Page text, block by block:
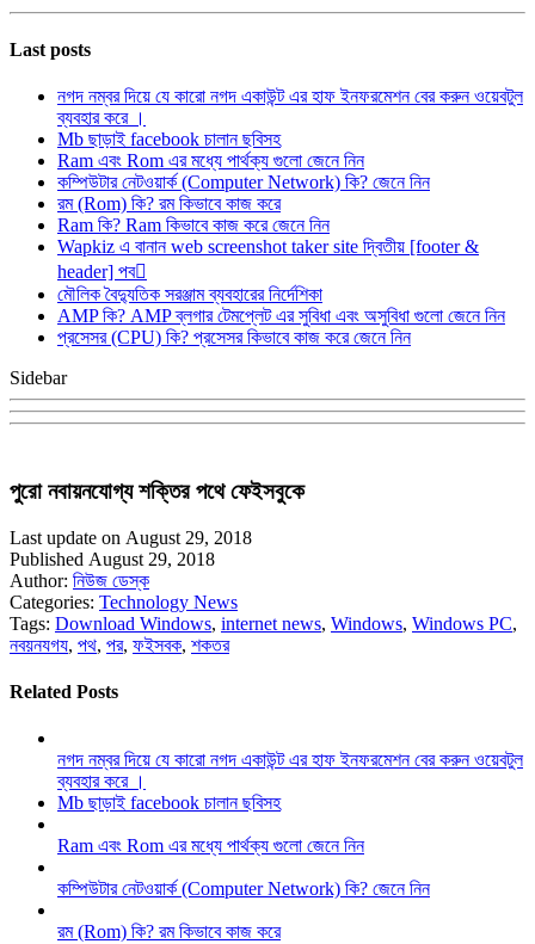
Last posts
নগদ নম্বর দিয়ে যে কারো নগদ একাউন্ট এর হাফ ইনফরমেশন বের করুন ওয়েবটুল
ব্যবহার করে ।
Mb ছাড়াই facebook চালান ছবিসহ
Ram এবং Rom এর মধ্যে পার্থক্য গুলো জেনে নিন
কম্পিউটার নেটওয়ার্ক (Computer Network) কি? জেনে নিন
রম (Rom) কি? রম কিভাবে কাজ করে
Ram কি? Ram কিভাবে কাজ করে জেনে নিন
Wapkiz এ বানান web screenshot taker site দ্বিতীয় [footer &
header] পব
মৌলিক বৈদ্যুতিক সরঞ্জাম ব্যবহারের নির্দেশিকা
AMP কি? AMP ব্লগার টেমপ্লেট এর সুবিধা এবং অসুবিধা গুলো জেনে নিন
প্রসেসর (CPU) কি? প্রসেসর কিভাবে কাজ করে জেনে নিন
Sidebar
পুরো নবায়নযোগ্য শক্তির পথে ফেইসবুকে
Last update on August 29, 2018
Published August 29, 2018
Author: নিউজ ডেস্ক
Categories: Technology News
Tags: Download Windows, internet news, Windows, Windows PC,
নবয়নযগয, পথ, পর, ফইসবক, শকতর
Related Posts
নগদ নম্বর দিয়ে যে কারো নগদ একাউন্ট এর হাফ ইনফরমেশন বের করুন ওয়েবটুল
ব্যবহার করে ।
Mb ছাড়াই facebook চালান ছবিসহ
Ram এবং Rom এর মধ্যে পার্থক্য গুলো জেনে নিন
কম্পিউটার নেটওয়ার্ক (Computer Network) কি? জেনে নিন
রম (Rom) কি? রম কিভাবে কাজ করে